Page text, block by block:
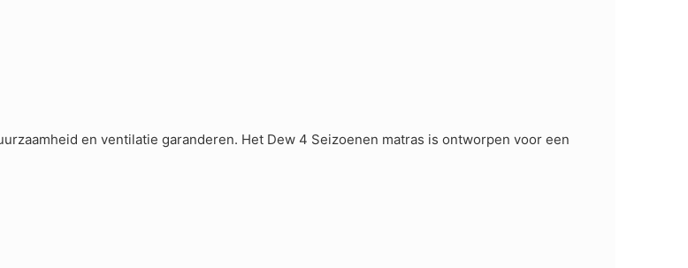
en ventilatie garanderen. Het Dew 4 Seizoenen matras is ontworpen voor een